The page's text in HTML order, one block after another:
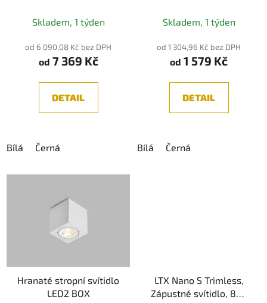
Skladem, 1 týden
od 6 090,08 Kč bez DPH
od 7 369 Kč
DETAIL
Bílá Černá
IP44
Skladem, 1 týden
od 1 304,96 Kč bez DPH
od 1 579 Kč
DETAIL
Bílá Černá
Hranaté stropní svítidlo
LED2 BOX
LTX Nano S Trimless,
Zápustné svítidlo, 8W,